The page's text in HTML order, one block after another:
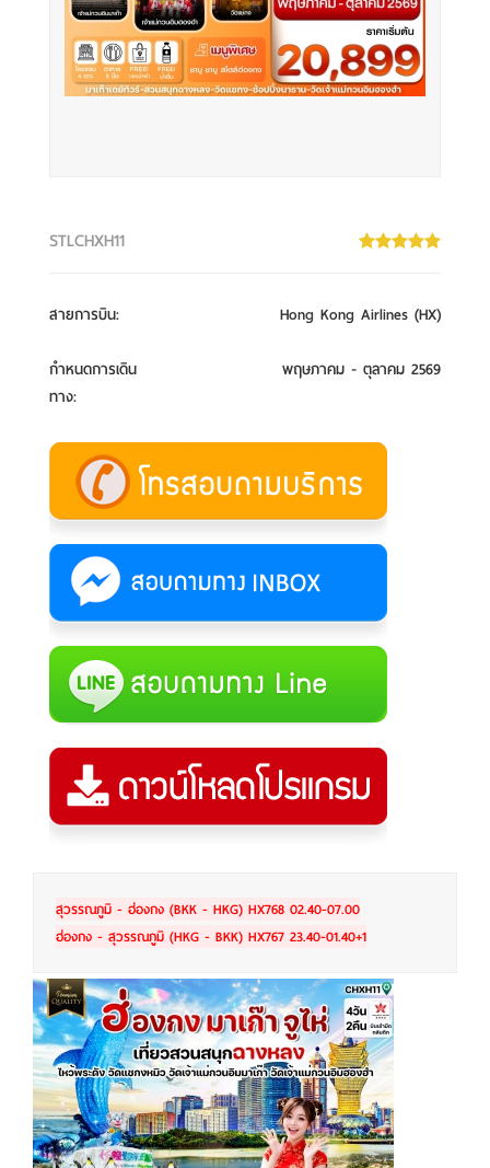
STLCHXH11
สายการบิน: Hong Kong Airlines (HX)
กำหนดการเดิน
ทาง:
พฤษภาคม - ตุลาคม 2569
สุวรรณภูมิ - ฮ่องกง (BKK - HKG) HX768 02.40-07.00
ฮ่องกง - สุวรรณภูมิ (HKG - BKK) HX767 23.40-01.40+1